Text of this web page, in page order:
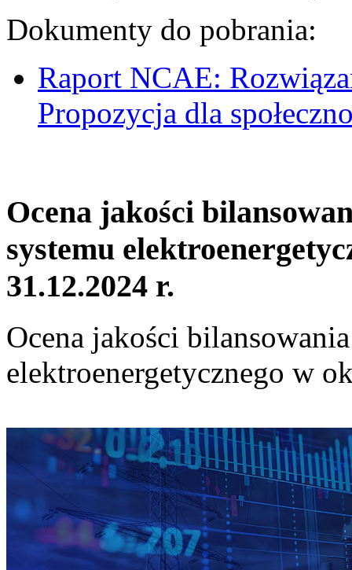
Dokumenty do pobrania:
Raport NCAE:
Propozycja dla
Ocena jakości
systemu
31.12.2024 r.
Ocena jakości
elektroenergetycznego w